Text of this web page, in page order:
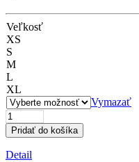
Veľkosť
XS
S
M
L
XL
Vymazať
množstvo
Dámska
aktívna
spodná
Pridať do košíka
Detail